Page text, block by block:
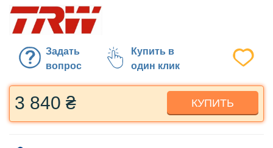
Задать
вопрос
Купить в
один клик
3 840 ₴ КУПИТЬ